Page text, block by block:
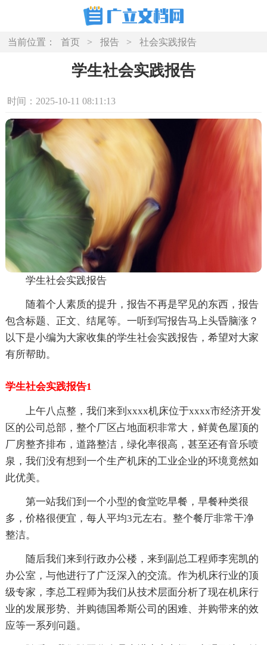
当前位置： 首页 > 报告 > 社会实践报告
学生社会实践报告
时间：2025-10-11 08:11:13
学生社会实践报告
随着个人素质的提升，报告不再是罕见的东西，报告
包含标题、正文、结尾等。一听到写报告马上头昏脑涨？
以下是小编为大家收集的学生社会实践报告，希望对大家
有所帮助。
学生社会实践报告1
上午八点整，我们来到xxxx机床位于xxxx市经济开发
区的公司总部，整个厂区占地面积非常大，鲜黄色屋顶的
厂房整齐排布，道路整洁，绿化率很高，甚至还有音乐喷
泉，我们没有想到一个生产机床的工业企业的环境竟然如
此优美。
第一站我们到一个小型的食堂吃早餐，早餐种类很
多，价格很便宜，每人平均3元左右。整个餐厅非常干净
整洁。
随后我们来到行政办公楼，来到副总工程师李宪凯的
办公室，与他进行了广泛深入的交流。作为机床行业的顶
级专家，李总工程师为我们从技术层面分析了现在机床行
业的发展形势、并购德国希斯公司的困难、并购带来的效
应等一系列问题。